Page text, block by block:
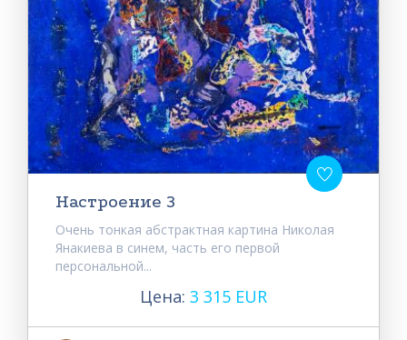
Настроение 3
Очень тонкая абстрактная картина Николая
Янакиева в синем, часть его первой
персональной...
Цена: 3 315 EUR